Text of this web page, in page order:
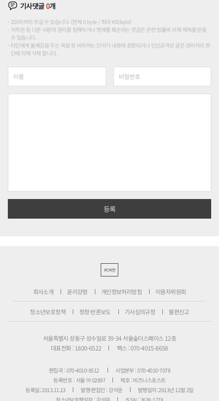
기사댓글0개
200자까지 쓰실 수 있습니다. (현재 0 byte / 최대 400byte)
저작권 등 다른 사람의 권리를 침해하거나 명예를 훼손하는 댓글은 관련 법률에 의해 제재를 받을
수 있습니다.
타인에게 불쾌감을 주는 욕설 등 비하하는 단어가 내용에 포함되거나 인신공격성 글은 관리자의 판
단에 의해 삭제 합니다.
PC버전
회사소개 윤리강령 개인정보처리방침 이용자위원회
청소년보호정책 정정·반론보도 기사심의규정 불편신고
서울특별시 성동구 성수일로 39-34 서울숲더스페이스 12층
대표전화 : 1800-6522
팩스 : 070-4015-8658
편집국 : 070-4010-8512
사업본부 : 070-4010-7078
등록번호 : 서울 아 02897
제호 : 비즈니스포스트
등록일: 2013.11.13
발행·편집인 : 강석운
발행일자: 2013년 12월 2일
청소년보호책임자 : 강석운
ISSN : 2636-171X